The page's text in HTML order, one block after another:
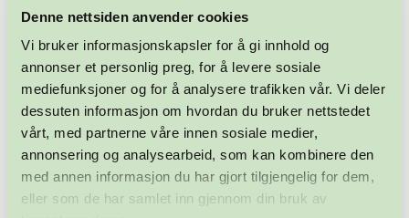
Denne nettsiden anvender cookies
Vi bruker informasjonskapsler for å gi innhold og
annonser et personlig preg, for å levere sosiale
mediefunksjoner og for å analysere trafikken vår. Vi deler
dessuten informasjon om hvordan du bruker nettstedet
vårt, med partnerne våre innen sosiale medier,
annonsering og analysearbeid, som kan kombinere den
med annen informasjon du har gjort tilgjengelig for dem,
eller som de har samlet inn gjennom din bruk av